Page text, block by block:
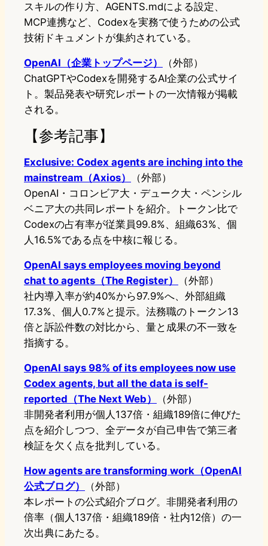
スキルの作り方、AGENTS.mdによる設定、
MCP連携など、Codexを実務で使うための公式
技術ドキュメントが集約されている。
OpenAI（企業トップページ）
（外部）
ChatGPTやCodexを開発するAI企業の公式サイ
ト。製品発表や研究レポートの一次情報が掲載
される。
【参考記事】
Exclusive: Codex agents are inching into the
mainstream（Axios）
（外部）
OpenAI・コロンビア大・デューク大・ペンシル
ベニア大の共同レポートを紹介。トークン比で
Codexの占有率が従業員99.8%、組織63%、個
人16.5%である点を中核に報じる。
OpenAI says employees moving beyond
chat to agents（The Register）
（外部）
社内導入率が約40%から97.9%へ、外部組織
17.3%、個人0.7%と提示。法務職のトークン13
倍と訴訟件数の対比から、量と成果の不一致を
指摘する。
OpenAI says 98% of its employees now use
Codex agents, but all the data is self-
reported（The Next Web）
（外部）
非開発者利用が個人137倍・組織189倍に伸びた
点を紹介しつつ、全データが自己申告で第三者
検証を欠く点を批判している。
How agents are transforming work（OpenAI
公式ブログ）
（外部）
本レポートの公式紹介ブログ。非開発者利用の
倍率（個人137倍・組織189倍・社内12倍）の一
次出典にあたる。